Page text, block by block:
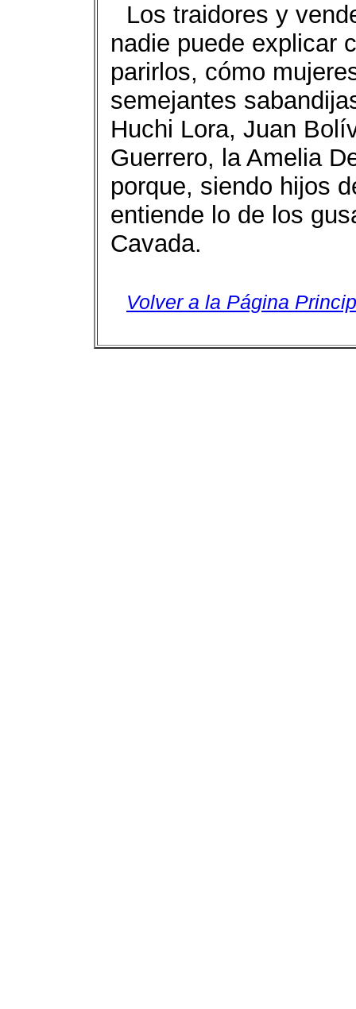
Los traidores y
nadie puede explicar
parirlos, cómo
semejantes
Huchi Lora, Juan
Guerrero, la Amelia
porque, siendo hijos
entiende lo de los
Cavada.
Volver a la Página